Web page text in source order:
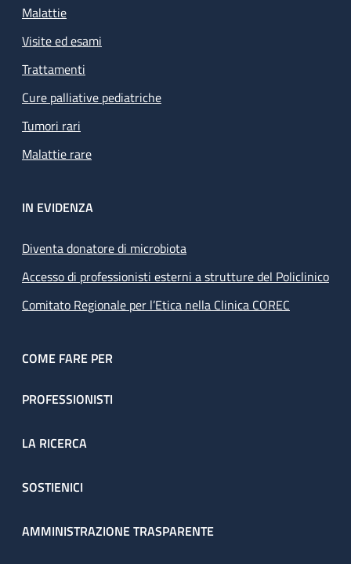
Malattie
Visite ed esami
Trattamenti
Cure palliative pediatriche
Tumori rari
Malattie rare
IN EVIDENZA
Diventa donatore di microbiota
Accesso di professionisti esterni a strutture del Policlinico
Comitato Regionale per l’Etica nella Clinica COREC
COME FARE PER
PROFESSIONISTI
LA RICERCA
SOSTIENICI
AMMINISTRAZIONE TRASPARENTE